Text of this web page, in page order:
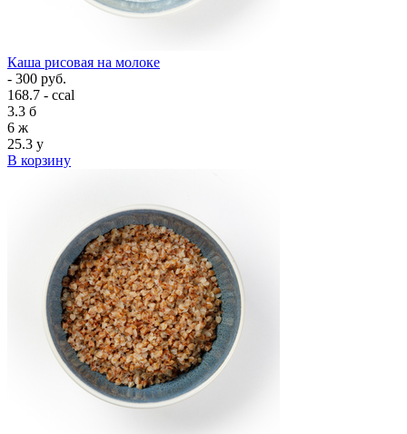
Каша рисовая на молоке
- 300 руб.
168.7 - ccal
3.3 б
6 ж
25.3 у
В корзину